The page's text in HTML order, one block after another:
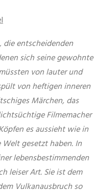
die entscheidenden
sich seine gewohnte
von lauter und
von heftigen inneren
Märchen, das
Filmemacher
es aussieht wie in
gesetzt haben. In
lebensbestimmenden
leiser Art. Sie ist dem
Vulkanausbruch so